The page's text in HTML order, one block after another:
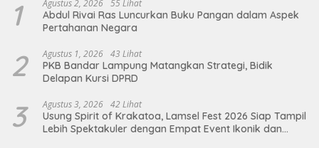
1 Agustus 2, 2026 55 Lihat
Abdul Rivai Ras Luncurkan Buku Pangan dalam Aspek
Pertahanan Negara
2 Agustus 1, 2026 43 Lihat
PKB Bandar Lampung Matangkan Strategi, Bidik
Delapan Kursi DPRD
3 Agustus 3, 2026 42 Lihat
Usung Spirit of Krakatoa, Lamsel Fest 2026 Siap Tampil
Lebih Spektakuler dengan Empat Event Ikonik dan